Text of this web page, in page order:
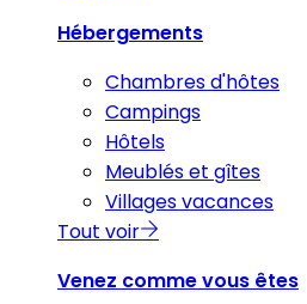
Hébergements
Chambres d'hôtes
Campings
Hôtels
Meublés et gîtes
Villages vacances
Tout voir
Venez comme vous êtes